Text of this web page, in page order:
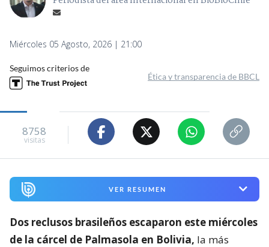
Miércoles 05 Agosto, 2026 | 21:00
Seguimos criterios de
Ética y transparencia de BBCL
8758
visitas
VER RESUMEN
Dos reclusos brasileños escaparon este miércoles
de la cárcel de Palmasola en Bolivia, la más